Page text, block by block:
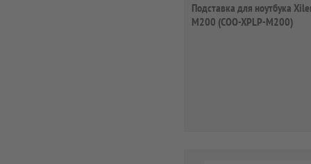
Подставка для ноутбука
M200 (COO-XPLP-M200)